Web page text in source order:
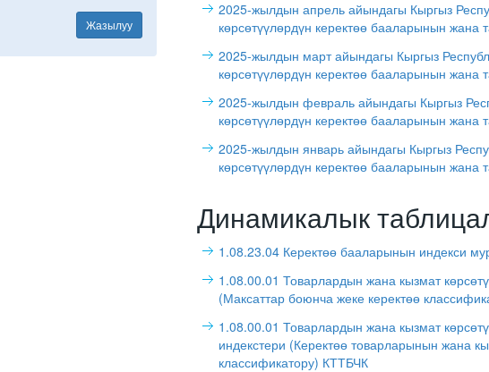
Жазылуу
2025-жылдын апрель айындагы Кыргыз
көрсөтүүлөрдүн керектөө бааларынын жана
2025-жылдын март айындагы Кыргыз
көрсөтүүлөрдүн керектөө бааларынын жана
2025-жылдын февраль айындагы Кыргыз
көрсөтүүлөрдүн керектөө бааларынын жана
2025-жылдын январь айындагы Кыргыз
көрсөтүүлөрдүн керектөө бааларынын жана
Динамикалык
1.08.23.04 Керектөө бааларынын индекси
1.08.00.01 Товарлардын жана кызмат
(Максаттар боюнча жеке керектөө
1.08.00.01 Товарлардын жана кызмат
индекстери (Керектөө товарларынын жана
классификатору) КТТБЧК